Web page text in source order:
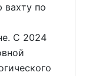
по
С 2024